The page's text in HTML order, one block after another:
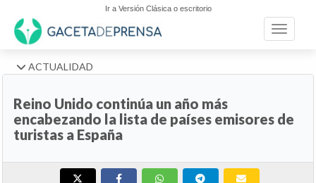
Ir a Versión Clásica o escritorio
Toggle
ACTUALIDAD
Reino Unido continúa un año más
encabezando la lista de países emisores de
turistas a España